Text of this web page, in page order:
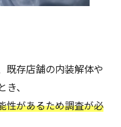
既存店舗の内装解体や
、
性があるため調査が必